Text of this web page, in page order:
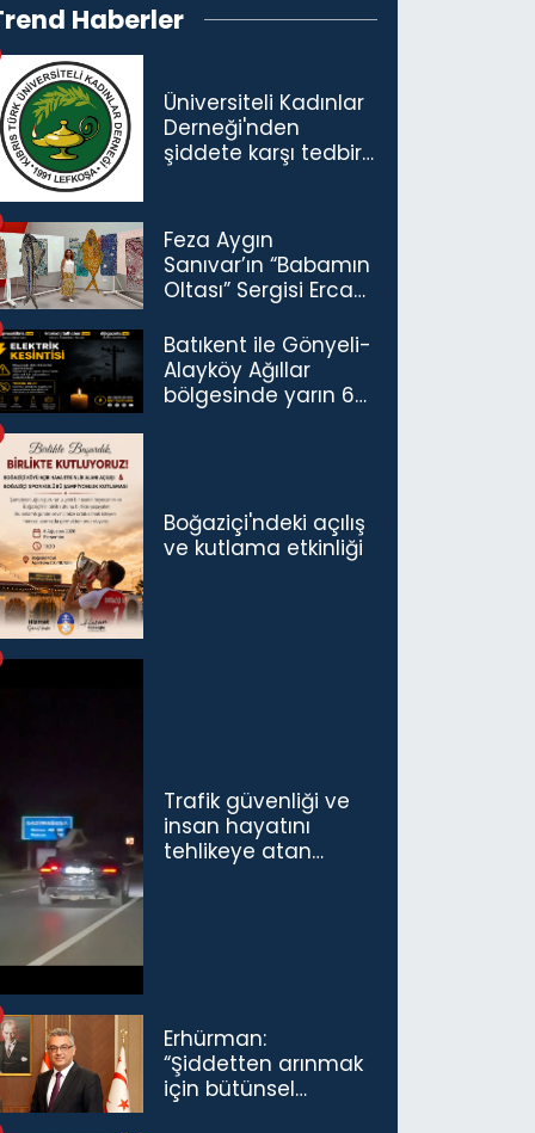
Haberler
Üniversiteli Kadınlar
Derneği'nden
şiddete karşı tedbir
Feza Aygın
Sanıvar’ın “Babamın
Oltası” Sergisi Ercan
Açıldı
Batıkent ile Gönyeli-
Alayköy Ağıllar
bölgesinde yarın 6
Boğaziçi'ndeki açılış
ve kutlama etkinliği
Trafik güvenliği ve
insan hayatını
tehlikeye atan
Erhürman:
“Şiddetten arınmak
için bütünsel